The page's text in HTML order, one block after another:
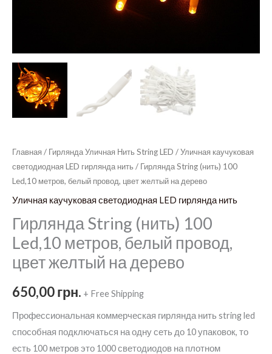
Главная / Гирлянда Уличная Нить String LED /Уличная каучуковая
светодиодная LED гирлянда нить / Гирлянда String (нить) 100
Led,10 метров, белый провод, цвет желтый на дерево
Уличная каучуковая светодиодная LED гирлянда нить
Гирлянда String (нить) 100
Led,10 метров, белый провод,
цвет желтый на дерево
650,00грн. + Free Shipping
Профессиональная коммерческая гирлянда нить string led
способная подключаться на одну сеть до 10 упаковок, то
есть 100 метров это 1000 светодиодов на плотном